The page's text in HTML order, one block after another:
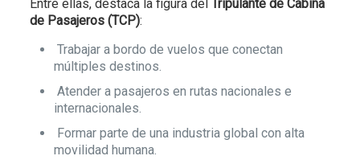
Entre ellas, destaca la figura del Tripulante de Cabina
de Pasajeros (TCP):
Trabajar a bordo de vuelos que conectan
múltiples destinos.
Atender a pasajeros en rutas nacionales e
internacionales.
Formar parte de una industria global con alta
movilidad humana.